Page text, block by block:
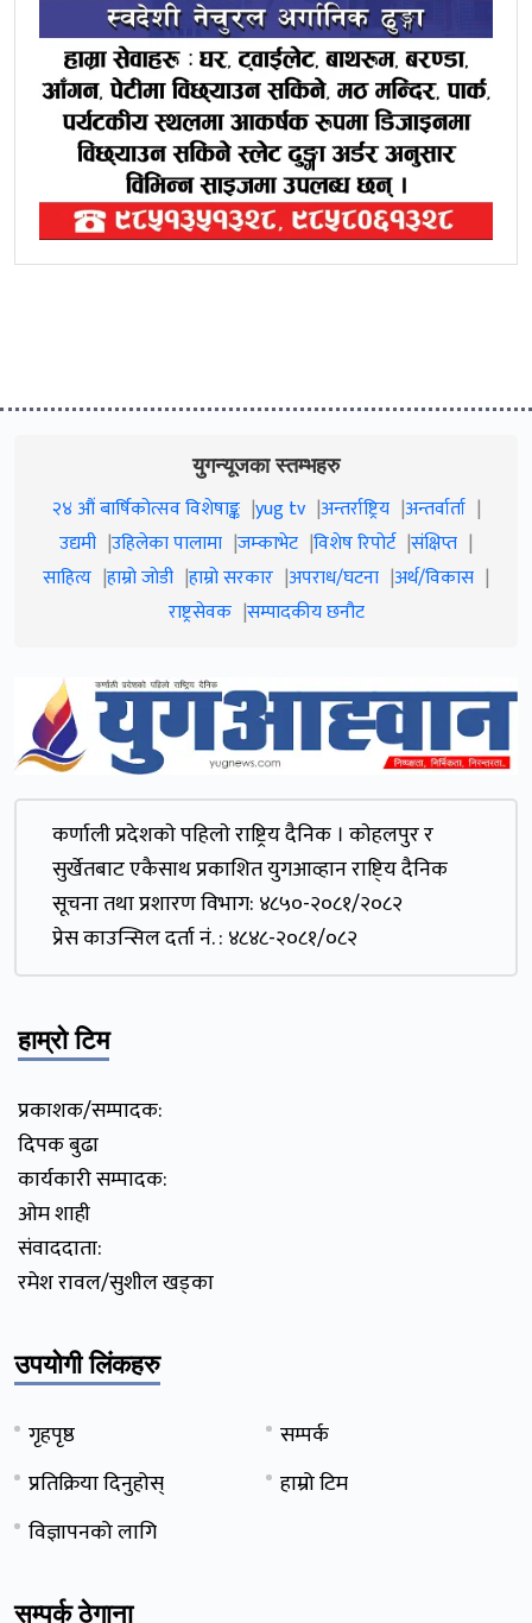
युगन्यूजका स्तम्भहरु
२४ औं बार्षिकोत्सव विशेषाङ्क yug tv अन्तर्राष्ट्रिय अन्तर्वार्ता
उद्यमी उहिलेका पालामा जम्काभेट विशेष रिपोर्ट संक्षिप्त
साहित्य हाम्रो जाेडी हाम्रो सरकार अपराध/घटना अर्थ/विकास
राष्ट्रसेवक सम्पादकीय छनौट
कर्णाली प्रदेशकाे पहिलाे राष्ट्रिय दैनिक । काेहलपुर र
सुर्खेतबाट एकैसाथ प्रकाशित युगआव्हान राष्टि्य दैनिक
सूचना तथा प्रशारण विभाग: ४८५०-२०८१/२०८२
प्रेस काउन्सिल दर्ता नं. : ४८४८-२०८१/०८२
हाम्रो टिम
प्रकाशक/सम्पादक:
दिपक बुढा
कार्यकारी सम्पादक:
ओम शाही
संवाददाता:
रमेश रावल/सुशील खड्का
उपयोगी लिंकहरु
गृहपृष्ठ
सम्पर्क
प्रतिक्रिया दिनुहोस्
हाम्रो टिम
विज्ञापनको लागि
सम्पर्क ठेगाना